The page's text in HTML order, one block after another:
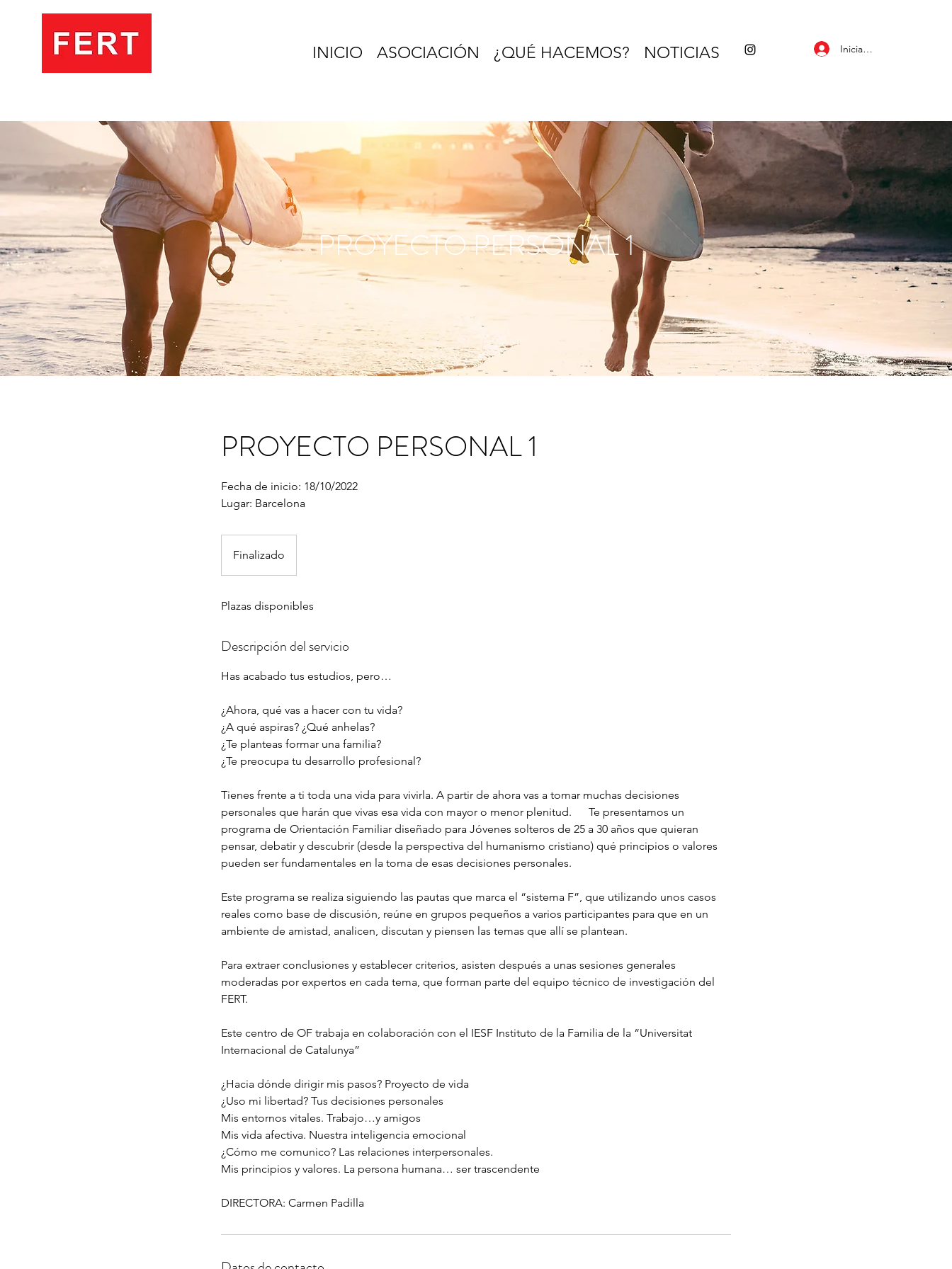
INICIO ASOCIACIÓN ¿QUÉ HACEMOS? NOTICIAS Iniciar sesión
PROYECTO PERSONAL 1
PROYECTO PERSONAL 1
Fecha de inicio: 18/10/2022
Lugar: Barcelona
Finalizado
i
a
a
o
Plazas disponibles
Descripción del servicio
Has acabado tus estudios, pero…
¿Ahora, qué vas a hacer con tu vida?
¿A qué aspiras? ¿Qué anhelas?
¿Te planteas formar una familia?
¿Te preocupa tu desarrollo profesional?
Tienes frente a ti toda una vida para vivirla. A partir de ahora vas a tomar muchas decisiones
personales que harán que vivas esa vida con mayor o menor plenitud. Te presentamos un
programa de Orientación Familiar diseñado para Jóvenes solteros de 25 a 30 años que quieran
pensar, debatir y descubrir (desde la perspectiva del humanismo cristiano) qué principios o valores
pueden ser fundamentales en la toma de esas decisiones personales.
Este programa se realiza siguiendo las pautas que marca el “sistema F”, que utilizando unos casos
reales como base de discusión, reúne en grupos pequeños a varios participantes para que en un
ambiente de amistad, analicen, discutan y piensen las temas que allí se plantean.
Para extraer conclusiones y establecer criterios, asisten después a unas sesiones generales
moderadas por expertos en cada tema, que forman parte del equipo técnico de investigación del
FERT.
Este centro de OF trabaja en colaboración con el IESF Instituto de la Familia de la “Universitat
Internacional de Catalunya”
¿Hacia dónde dirigir mis pasos? Proyecto de vida
¿Uso mi libertad? Tus decisiones personales
Mis entornos vitales. Trabajo…y amigos
Mis vida afectiva. Nuestra inteligencia emocional
¿Cómo me comunico? Las relaciones interpersonales.
Mis principios y valores. La persona humana… ser trascendente
DIRECTORA: Carmen Padilla